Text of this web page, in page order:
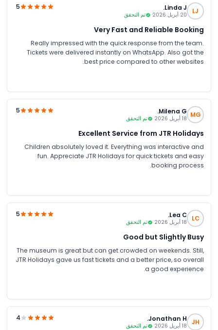
LJ
Linda J.
20 أبريل 2026 تم التحقق
5
Very Fast and Reliable Booking
Really impressed with the quick response from the team.
Tickets were delivered instantly on WhatsApp. Also got the
best price compared to other websites.
MG
Milena G.
18 أبريل 2026 تم التحقق
5
Excellent Service from JTR Holidays
Children absolutely loved it. Everything was interactive and
fun. Appreciate JTR Holidays for quick tickets and easy
booking process.
LC
Lea C.
18 أبريل 2026 تم التحقق
5
Good but Slightly Busy
The museum is great but can get crowded on weekends. Still,
JTR Holidays gave us fast tickets and a better price, so overall
a good experience.
JH
Jonathan H.
18 أبريل 2026 تم التحقق
4